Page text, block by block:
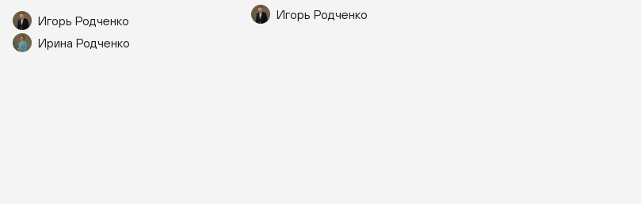
Игорь Родченко
Ирина Родченко
Игорь Родченко